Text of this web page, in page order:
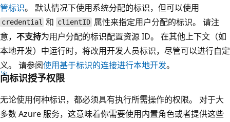
管标识。 默认情况下使用系统分配的标识，但可以使用
credential 和 clientID 属性来指定用户分配的标识。 请注
意， 不支持为用户分配的标识配置资源 ID。 在其他上下文（如
本地开发）中运行时，将改用开发人员标识，尽管可以进行自定
义。 请参阅使用基于标识的连接进行本地开发。
向标识授予权限
无论使用何种标识，都必须具有执行所需操作的权限。 对于大
多数 Azure 服务，这意味着你需要使用内置角色或者提供这些